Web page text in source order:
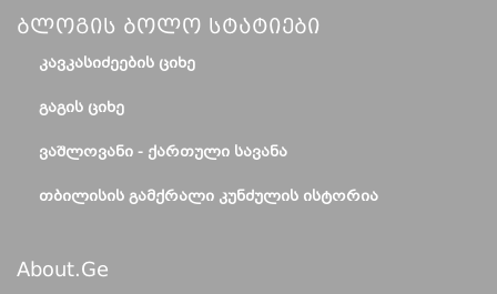
Ბლოგის Ბოლო Სტატიები
ᲙᲐᲕᲙᲐᲡᲘᲫᲔᲔᲑᲘᲡ ᲪᲘᲮᲔ
ᲒᲐᲒᲘᲡ ᲪᲘᲮᲔ
ᲕᲐᲨᲚᲝᲕᲐᲜᲘ - ᲥᲐᲠᲗᲣᲚᲘ ᲡᲐᲕᲐᲜᲐ
ᲗᲑᲘᲚᲘᲡᲘᲡ ᲒᲐᲛᲥᲠᲐᲚᲘ ᲙᲣᲜᲫᲣᲚᲘᲡ ᲘᲡᲢᲝᲠᲘᲐ
About.ge